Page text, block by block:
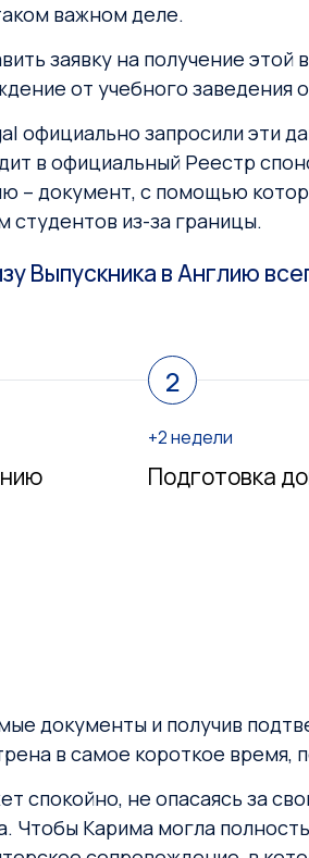
важном деле.
заявку на получение
от учебного заведения
официально запросили эти
в официальный Реестр
– документ, с помощью
студентов из-за границы.
Выпускника в Англию
2
+2 недели
Подготовка
документы и получив
в самое короткое
спокойно, не опасаясь за
Чтобы Карима могла